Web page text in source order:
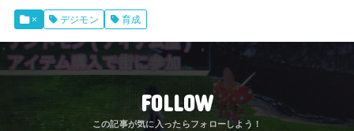
× デジモン 育成
FOLLOW